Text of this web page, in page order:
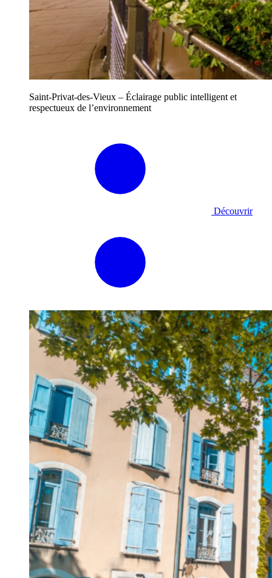
Saint-Privat-des-Vieux – Éclairage public intelligent et
respectueux de l’environnement
Découvrir